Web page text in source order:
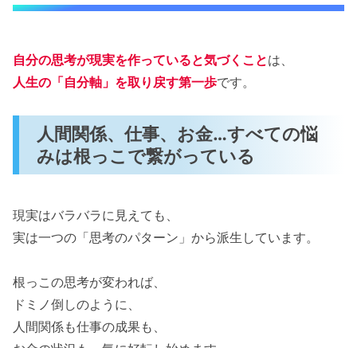
自分の思考が現実を作っていると気づくことは、
人生の「自分軸」を取り戻す第一歩です。
人間関係、仕事、お金…すべての悩
みは根っこで繋がっている
現実はバラバラに見えても、
実は一つの「思考のパターン」から派生しています。
根っこの思考が変われば、
ドミノ倒しのように、
人間関係も仕事の成果も、